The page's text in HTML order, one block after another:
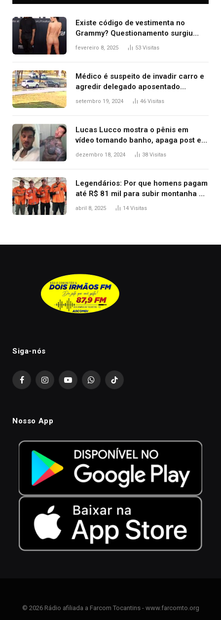
Existe código de vestimenta no
Grammy? Questionamento surgiu
após Bianca Censori, mulher de
fevereiro 8, 2025 53 Visitas
Médico é suspeito de invadir carro e
agredir delegado aposentado
durante confusão no trânsito
setembro 19, 2024 46 Visitas
Lucas Lucco mostra o pênis em
vídeo tomando banho, apaga post e
diz ‘foi mal’
dezembro 18, 2024 38 Visitas
Legendários: Por que homens pagam
até R$ 81 mil para subir montanha e
melhorar casamento?
abril 8, 2025 14 Visitas
Siga-nós
FacebookInstagramYouTubeWhatsAppTikTok
Nosso App
© 2026 Rádio afiliada a Farcom Tocantins - www.farcomto.org